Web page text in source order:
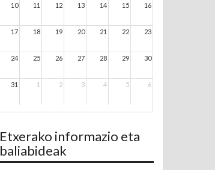
10 11 12 13 14 15 16
17 18 19 20 21 22 23
24 25 26 27 28 29 30
31 1 2 3 4 5 6
Etxerako informazio eta
baliabideak